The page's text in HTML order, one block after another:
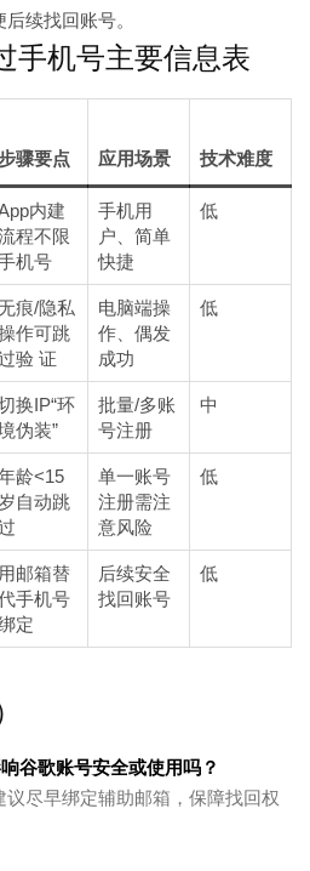
续找回账号。
手机号主要信息表
骤要点 应用场景 技术难度
内建
程不限
机号
手机用
户、简单
快捷
低
痕/隐私
作可跳
验 证
电脑端操
作、偶发
成功
低
换IP“环
伪装”
批量/多账
号注册
中
龄<15
自动跳
单一账号
注册需注
意风险
低
用邮箱替
手机号
定
后续安全
找回账号
低
谷歌账号安全或使用吗？
尽早绑定辅助邮箱，保障找回权